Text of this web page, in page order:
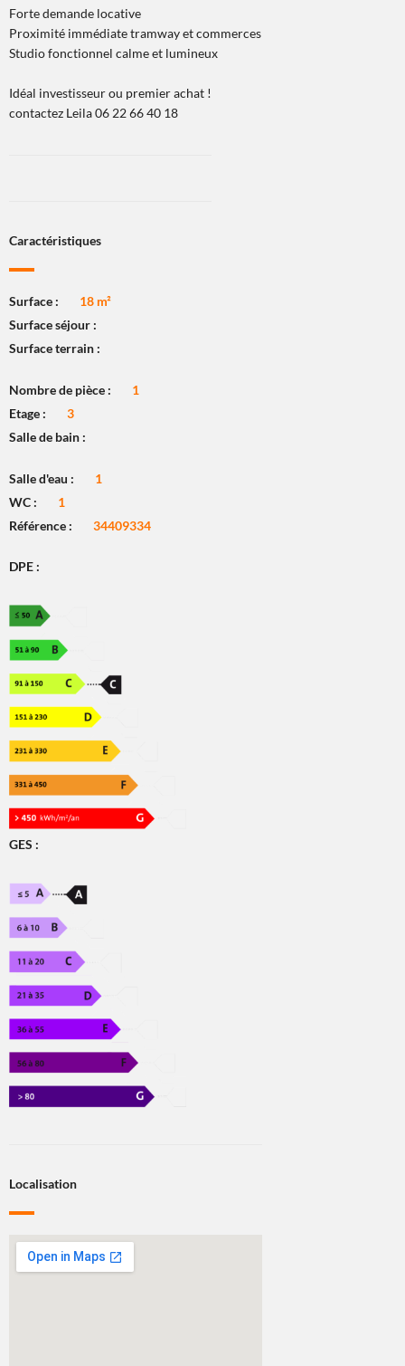
Forte demande locative
Proximité immédiate tramway et commerces
Studio fonctionnel calme et lumineux
Idéal investisseur ou premier achat !
contactez Leila 06 22 66 40 18
Caractéristiques
Surface :
18 m²
Surface séjour :
Surface terrain :
Nombre de pièce :
1
Etage :
3
Salle de bain :
Salle d'eau :
1
WC :
1
Référence :
34409334
DPE :
GES :
Localisation